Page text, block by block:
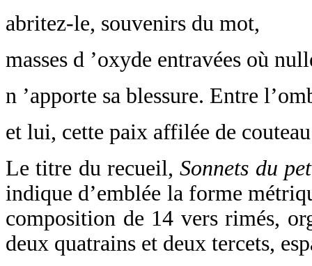
abritez-le, souvenirs du mot,
masses d ’oxyde entravées où
n ’apporte sa blessure. Entre
et lui, cette paix affilée de
Le titre du recueil,Sonnets du
indique d’emblée la forme
composition de 14 vers rimés,
deux quatrains et deux tercets,